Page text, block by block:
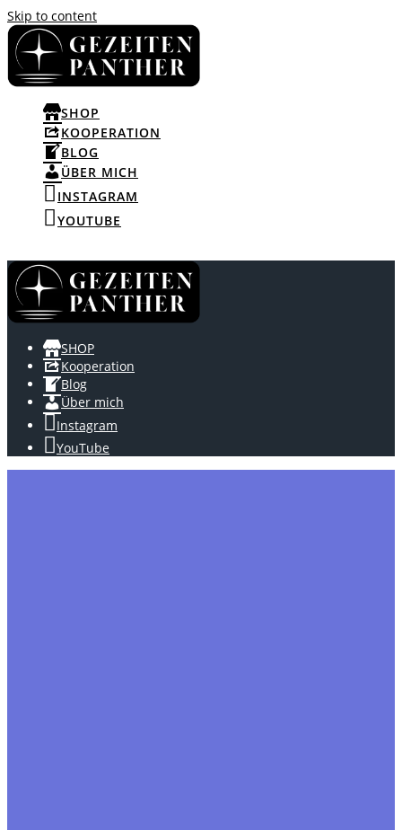
Skip to content
SHOP
KOOPERATION
BLOG
ÜBER MICH
INSTAGRAM
YOUTUBE
SHOP
Kooperation
Blog
Über mich
Instagram
YouTube